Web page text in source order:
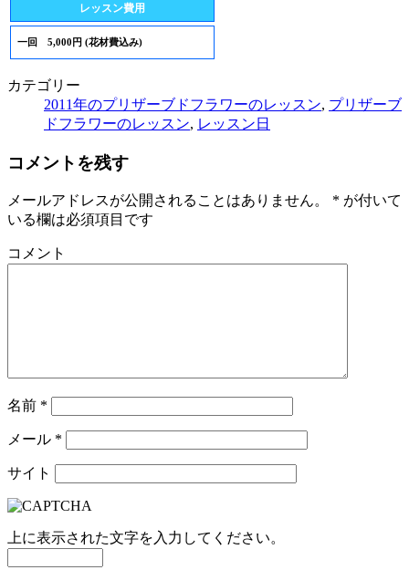
レッスン費用
一回 5,000円 (花材費込み)
カテゴリー
2011年のプリザーブドフラワーのレッスン, プリザーブ
ドフラワーのレッスン, レッスン日
コメントを残す
メールアドレスが公開されることはありません。 * が付いて
いる欄は必須項目です
コメント
名前 *
メール *
サイト
上に表示された文字を入力してください。